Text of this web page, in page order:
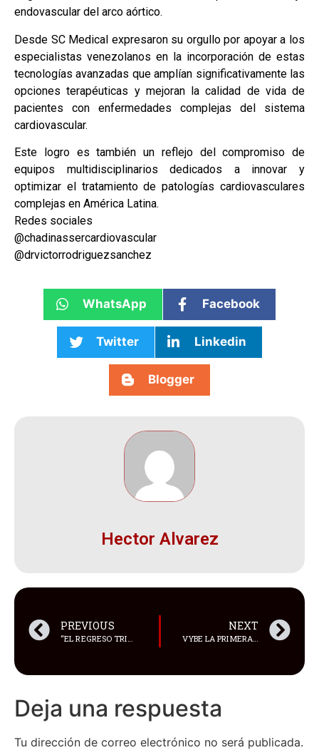
endovascular del arco aórtico.
Desde SC Medical expresaron su orgullo por apoyar a los
especialistas venezolanos en la incorporación de estas
tecnologías avanzadas que amplían significativamente las
opciones terapéuticas y mejoran la calidad de vida de
pacientes con enfermedades complejas del sistema
cardiovascular.
Este logro es también un reflejo del compromiso de
equipos multidisciplinarios dedicados a innovar y
optimizar el tratamiento de patologías cardiovasculares
complejas en América Latina.
Redes sociales
@chadinassercardiovascular
@drvictorrodriguezsanchez
WhatsApp Facebook
Twitter Linkedin
Blogger
Hector Alvarez
PREVIOUS NEXT
Deja una respuesta
Tu dirección de correo electrónico no será publicada.